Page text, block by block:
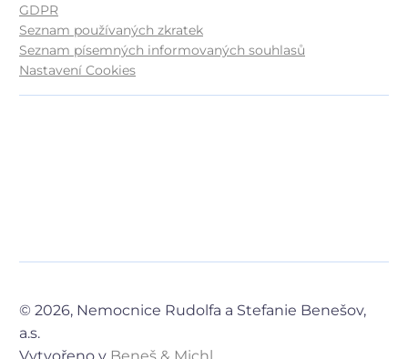
GDPR
Seznam používaných zkratek
Seznam písemných informovaných souhlasů
Nastavení Cookies
© 2026, Nemocnice Rudolfa a Stefanie Benešov,
a.s.